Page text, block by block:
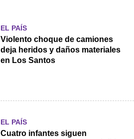
EL PAÍS
Violento choque de camiones
deja heridos y daños materiales
en Los Santos
EL PAÍS
Cuatro infantes siguen